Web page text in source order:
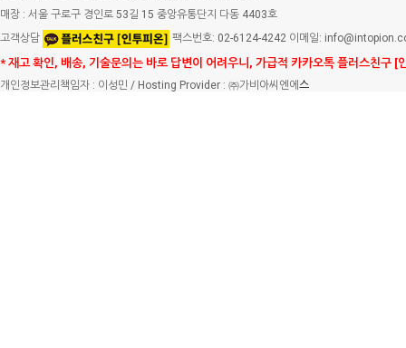
매장 : 서울 구로구 경인로 53길 15 중앙유통단지 다동 4403호
고객상담
팩스번호: 02-6124-4242 이메일:
* 재고 확인, 배송, 기술문의는 바로 답변이 어려우니, 가급적 카카오톡 플러스친구 [
개인정보관리책임자 : 이성민 / Hosting Provider : ㈜가비아씨엔에 스